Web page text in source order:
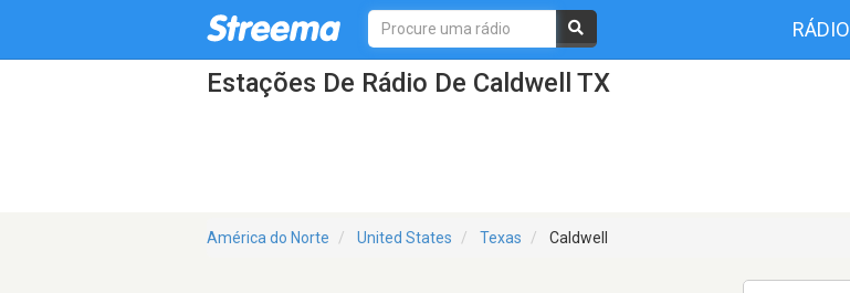
RÁDIO
Estações De Rádio De Caldwell TX
América do Norte United States Texas Caldwell